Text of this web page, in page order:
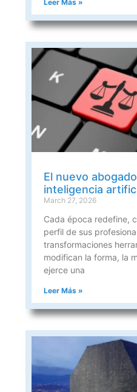
Leer Más »
El nuevo
inteligencia
March 27, 2026
Cada época redefine,
perfil de sus
transformaciones
modifican la forma, la
ejerce una
Leer Más »